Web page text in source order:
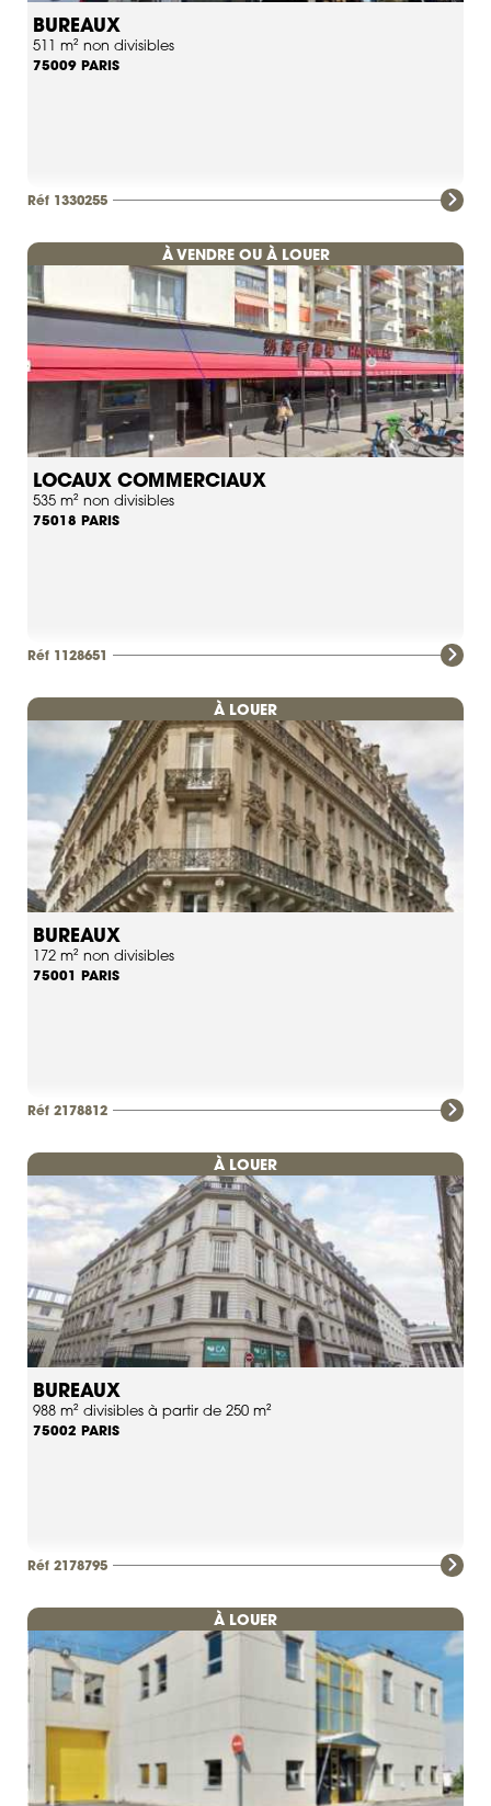
BUREAUX
511 m² non divisibles
75009 PARIS
Réf 1330255
À VENDRE OU À LOUER
LOCAUX COMMERCIAUX
535 m² non divisibles
75018 PARIS
Réf 1128651
À LOUER
BUREAUX
172 m² non divisibles
75001 PARIS
Réf 2178812
À LOUER
BUREAUX
988 m² divisibles à partir de 250 m²
75002 PARIS
Réf 2178795
À LOUER